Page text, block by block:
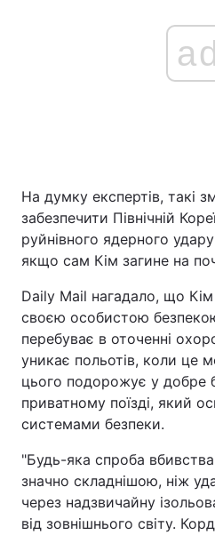
На думку експертів, такі
забезпечити Північній
руйнівного ядерного
якщо сам Кім загине на
Daily Mail нагадало, що
своєю особистою
перебуває в оточенні
уникає польотів, коли це
цього подорожує у добре
приватному поїзді, який
системами безпеки.
"Будь-яка спроба
значно складнішою, ніж
через надзвичайну
від зовнішнього світу.